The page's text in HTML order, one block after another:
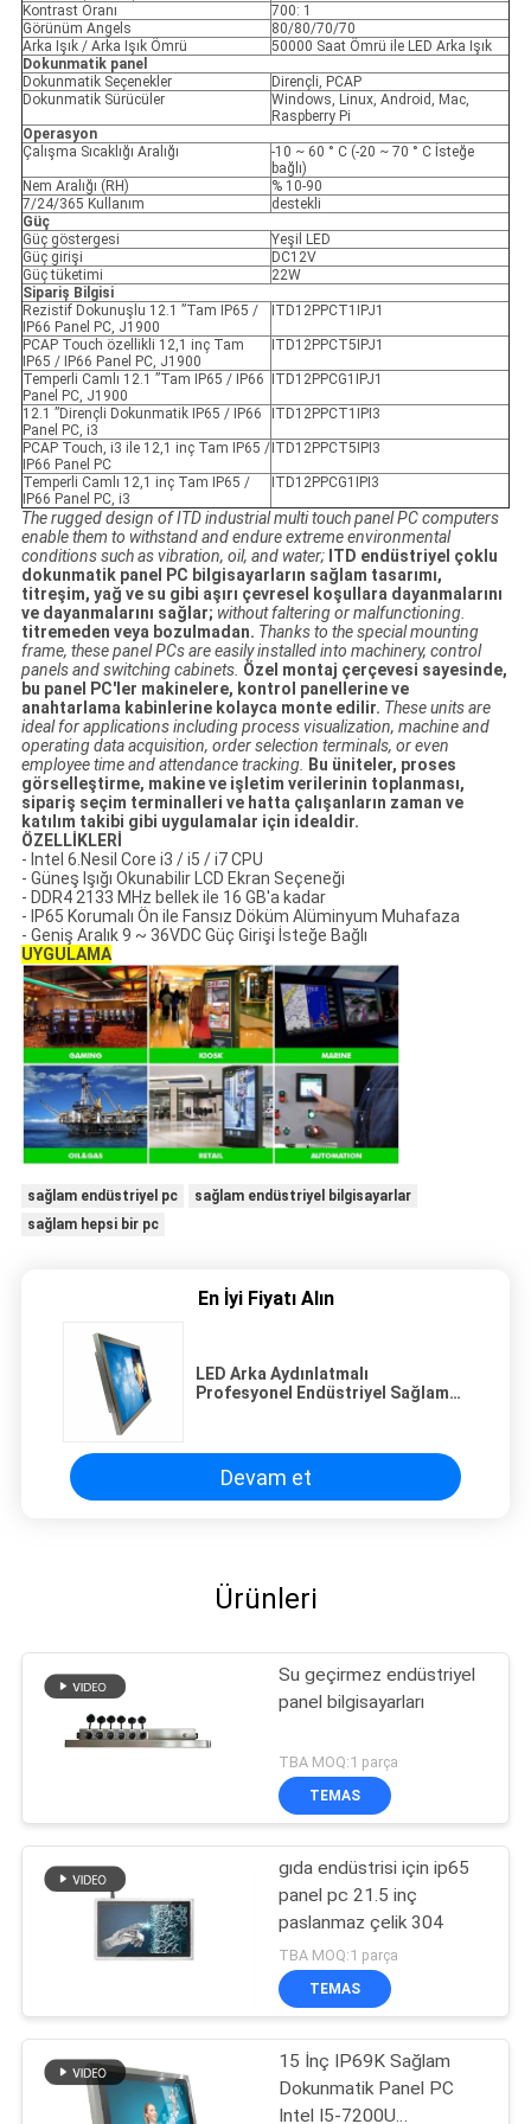
Kontrast Oranı
700: 1
Görünüm Angels
80/80/70/70
Arka Işık / Arka Işık Ömrü
50000 Saat Ömrü ile LED Arka Işık
Dokunmatik panel
Dokunmatik Seçenekler
Dirençli, PCAP
Dokunmatik Sürücüler
Windows, Linux, Android, Mac,
Raspberry Pi
Operasyon
Çalışma Sıcaklığı Aralığı
-10 ~ 60 ° C (-20 ~ 70 ° C İsteğe
bağlı)
Nem Aralığı (RH)
% 10-90
7/24/365 Kullanım
destekli
Güç
Güç göstergesi
Yeşil LED
Güç girişi
DC12V
Güç tüketimi
22W
Sipariş Bilgisi
Rezistif Dokunuşlu 12.1 ”Tam IP65 /
IP66 Panel PC, J1900
ITD12PPCT1IPJ1
PCAP Touch özellikli 12,1 inç Tam
IP65 / IP66 Panel PC, J1900
ITD12PPCT5IPJ1
Temperli Camlı 12.1 ”Tam IP65 / IP66
Panel PC, J1900
ITD12PPCG1IPJ1
12.1 ”Dirençli Dokunmatik IP65 / IP66
Panel PC, i3
ITD12PPCT1IPI3
PCAP Touch, i3 ile 12,1 inç Tam IP65 /
IP66 Panel PC
ITD12PPCT5IPI3
Temperli Camlı 12,1 inç Tam IP65 /
IP66 Panel PC, i3
ITD12PPCG1IPI3
The rugged design of ITD industrial multi touch panel PC computers
enable them to withstand and endure extreme environmental
conditions such as vibration, oil, and water; ITD endüstriyel çoklu
dokunmatik panel PC bilgisayarların sağlam tasarımı,
titreşim, yağ ve su gibi aşırı çevresel koşullara dayanmalarını
ve dayanmalarını sağlar; without faltering or malfunctioning.
titremeden veya bozulmadan. Thanks to the special mounting
frame, these panel PCs are easily installed into machinery, control
panels and switching cabinets. Özel montaj çerçevesi sayesinde,
bu panel PC'ler makinelere, kontrol panellerine ve
anahtarlama kabinlerine kolayca monte edilir. These units are
ideal for applications including process visualization, machine and
operating data acquisition, order selection terminals, or even
employee time and attendance tracking. Bu üniteler, proses
görselleştirme, makine ve işletim verilerinin toplanması,
sipariş seçim terminalleri ve hatta çalışanların zaman ve
katılım takibi gibi uygulamalar için idealdir.
ÖZELLİKLERİ
- Intel 6.Nesil Core i3 / i5 / i7 CPU
- Güneş Işığı Okunabilir LCD Ekran Seçeneği
- DDR4 2133 MHz bellek ile 16 GB'a kadar
- IP65 Korumalı Ön ile Fansız Döküm Alüminyum Muhafaza
- Geniş Aralık 9 ~ 36VDC Güç Girişi İsteğe Bağlı
UYGULAMA
sağlam endüstriyel pc
sağlam endüstriyel bilgisayarlar
sağlam hepsi bir pc
En İyi Fiyatı Alın
LED Arka Aydınlatmalı
Profesyonel Endüstriyel Sağlam
Devam et
Ürünleri
Su geçirmez endüstriyel
panel bilgisayarları
TBA MOQ:1 parça
TEMAS
gıda endüstrisi için ip65
panel pc 21.5 inç
paslanmaz çelik 304
TBA MOQ:1 parça
TEMAS
15 İnç IP69K Sağlam
Dokunmatik Panel PC
Intel I5-7200U